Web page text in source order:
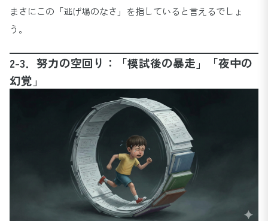
まさにこの「逃げ場のなさ」を指していると言えるでしょ
う。
2-3．努力の空回り：「模試後の暴走」「夜中の
幻覚」